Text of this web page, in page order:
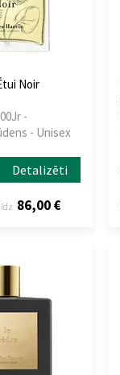
Noir
-
- Unisex
Detalizēti
86,00 €